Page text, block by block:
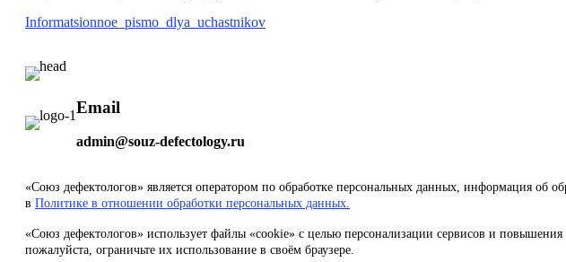
Informatsionnoe_pismo_dlya_uchastnikov
Email
admin@souz-defectology.ru
«Союз дефектологов» является оператором по обработке персональных данных, информация об
в Политике в отношении обработки персональных данных.
«Союз дефектологов» использует файлы «cookie» с целью персонализации сервисов и
пожалуйста, ограничьте их использование в своём браузере.